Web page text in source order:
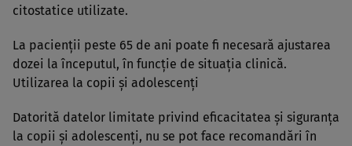
citostatice utilizate.
La pacienţii peste 65 de ani poate fi necesară ajustarea
dozei la începutul, în funcţie de situaţia clinică.
Utilizarea la copii şi adolescenţi
Datorită datelor limitate privind eficacitatea şi siguranţa
la copii şi adolescenţi, nu se pot face recomandări în